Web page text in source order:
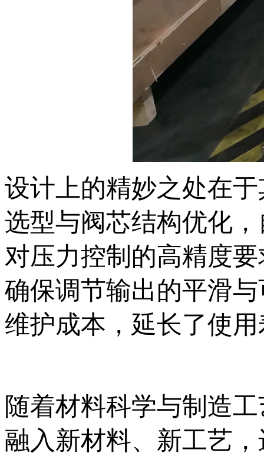
设计上的精妙之处在
选型与阀芯结构优化
对压力控制的高精度
确保调节输出的平滑
维护成本，延长了使
随着材料科学与制造
融入新材料、新工艺